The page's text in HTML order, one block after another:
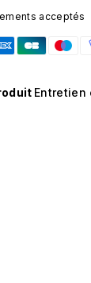
acceptés
Entretien